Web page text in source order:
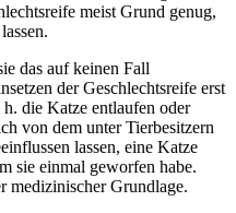
meist Grund genug,
das auf keinen Fall
der Geschlechtsreife erst
die Katze entlaufen oder
von dem unter Tierbesitzern
lassen, eine Katze
sie einmal geworfen habe.
medizinischer Grundlage.